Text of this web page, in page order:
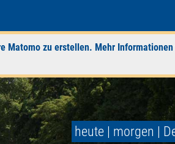
Matomo zu erstellen. Mehr
heute | morgen |